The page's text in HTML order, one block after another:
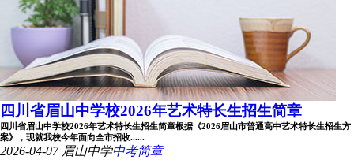
四川省眉山中学校2026年艺术特长生招生简章
四川省眉山中学校2026年艺术特长生招生简章根据《2026眉山市普通高中艺术特长生招生方
案》，现就我校今年面向全市招收......
2026-04-07 眉山中学中考简章